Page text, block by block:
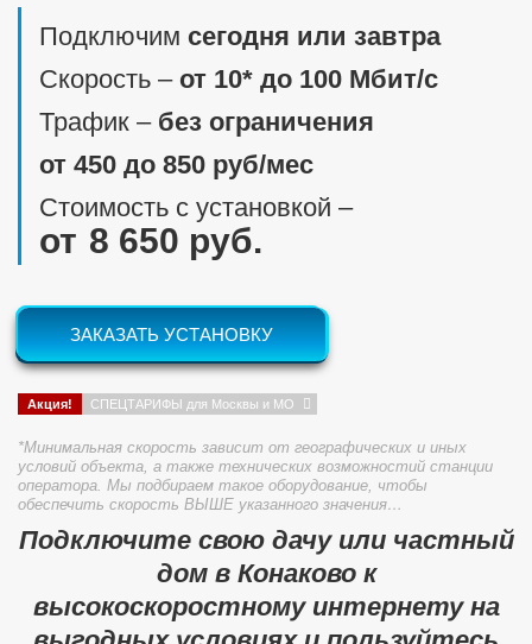
Подключим сегодня или завтра
Скорость ‒ от 10* до 100 Мбит/c
Трафик ‒ без ограничения
от 450 до 850 руб/мес
Стоимость с установкой ‒
8 650 руб.
ЗАКАЗАТЬ УСТАНОВКУ
Акция! СПЕЦТАРИФЫ для Москвы и МО
*Минимальная скорость зависит от географических и иных
условий объекта, а также технических возможностий станции
оператора. Мы подбираем такое оборудование, чтобы
обеспечить скорость ВЫШЕ указанного значения…
Подключите свою дачу или частный
дом в Конаково к
высокоскоростному интернету на